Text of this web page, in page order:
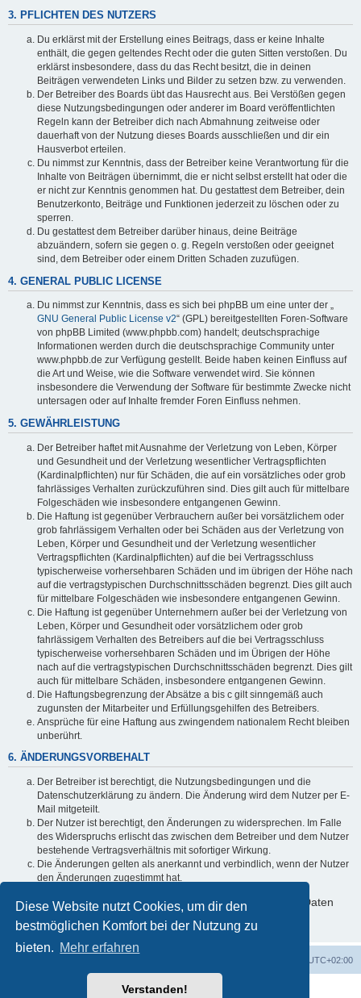
Diese Website nutzt Cookies, um dir den
bestmöglichen Komfort bei der Nutzung zu
bieten. Mehr erfahren
Verstanden!
3. PFLICHTEN DES NUTZERS
Du erklärst mit der Erstellung eines Beitrags, dass er keine Inhalte
enthält, die gegen geltendes Recht oder die guten Sitten verstoßen. Du
erklärst insbesondere, dass du das Recht besitzt, die in deinen
Beiträgen verwendeten Links und Bilder zu setzen bzw. zu verwenden.
Der Betreiber des Boards übt das Hausrecht aus. Bei Verstößen gegen
diese Nutzungsbedingungen oder anderer im Board veröffentlichten
Regeln kann der Betreiber dich nach Abmahnung zeitweise oder
dauerhaft von der Nutzung dieses Boards ausschließen und dir ein
Hausverbot erteilen.
Du nimmst zur Kenntnis, dass der Betreiber keine Verantwortung für die
Inhalte von Beiträgen übernimmt, die er nicht selbst erstellt hat oder die
er nicht zur Kenntnis genommen hat. Du gestattest dem Betreiber, dein
Benutzerkonto, Beiträge und Funktionen jederzeit zu löschen oder zu
sperren.
Du gestattest dem Betreiber darüber hinaus, deine Beiträge
abzuändern, sofern sie gegen o. g. Regeln verstoßen oder geeignet
sind, dem Betreiber oder einem Dritten Schaden zuzufügen.
4. GENERAL PUBLIC LICENSE
Du nimmst zur Kenntnis, dass es sich bei phpBB um eine unter der „
GNU General Public License v2“ (GPL) bereitgestellten Foren-Software
von phpBB Limited (www.phpbb.com) handelt; deutschsprachige
Informationen werden durch die deutschsprachige Community unter
www.phpbb.de zur Verfügung gestellt. Beide haben keinen Einfluss auf
die Art und Weise, wie die Software verwendet wird. Sie können
insbesondere die Verwendung der Software für bestimmte Zwecke nicht
untersagen oder auf Inhalte fremder Foren Einfluss nehmen.
5. GEWÄHRLEISTUNG
Der Betreiber haftet mit Ausnahme der Verletzung von Leben, Körper
und Gesundheit und der Verletzung wesentlicher Vertragspflichten
(Kardinalpflichten) nur für Schäden, die auf ein vorsätzliches oder grob
fahrlässiges Verhalten zurückzuführen sind. Dies gilt auch für mittelbare
Folgeschäden wie insbesondere entgangenen Gewinn.
Die Haftung ist gegenüber Verbrauchern außer bei vorsätzlichem oder
grob fahrlässigem Verhalten oder bei Schäden aus der Verletzung von
Leben, Körper und Gesundheit und der Verletzung wesentlicher
Vertragspflichten (Kardinalpflichten) auf die bei Vertragsschluss
typischerweise vorhersehbaren Schäden und im übrigen der Höhe nach
auf die vertragstypischen Durchschnittsschäden begrenzt. Dies gilt auch
für mittelbare Folgeschäden wie insbesondere entgangenen Gewinn.
Die Haftung ist gegenüber Unternehmern außer bei der Verletzung von
Leben, Körper und Gesundheit oder vorsätzlichem oder grob
fahrlässigem Verhalten des Betreibers auf die bei Vertragsschluss
typischerweise vorhersehbaren Schäden und im Übrigen der Höhe
nach auf die vertragstypischen Durchschnittsschäden begrenzt. Dies gilt
auch für mittelbare Schäden, insbesondere entgangenen Gewinn.
Die Haftungsbegrenzung der Absätze a bis c gilt sinngemäß auch
zugunsten der Mitarbeiter und Erfüllungsgehilfen des Betreibers.
Ansprüche für eine Haftung aus zwingendem nationalem Recht bleiben
unberührt.
6. ÄNDERUNGSVORBEHALT
Der Betreiber ist berechtigt, die Nutzungsbedingungen und die
Datenschutzerklärung zu ändern. Die Änderung wird dem Nutzer per E-
Mail mitgeteilt.
Der Nutzer ist berechtigt, den Änderungen zu widersprechen. Im Falle
des Widerspruchs erlischt das zwischen dem Betreiber und dem Nutzer
bestehende Vertragsverhältnis mit sofortiger Wirkung.
Die Änderungen gelten als anerkannt und verbindlich, wenn der Nutzer
den Änderungen zugestimmt hat.
Informationen über den Umgang mit deinen persönlichen Daten
sind in der Datenschutzerklärung enthalten.
UTC+02:00
Powered byphpBB® Forum Software © phpBB Limited